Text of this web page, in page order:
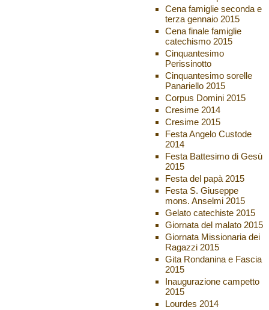
Cena famiglie seconda e
terza gennaio 2015
Cena finale famiglie
catechismo 2015
Cinquantesimo
Perissinotto
Cinquantesimo sorelle
Panariello 2015
Corpus Domini 2015
Cresime 2014
Cresime 2015
Festa Angelo Custode
2014
Festa Battesimo di Gesù
2015
Festa del papà 2015
Festa S. Giuseppe
mons. Anselmi 2015
Gelato catechiste 2015
Giornata del malato 2015
Giornata Missionaria dei
Ragazzi 2015
Gita Rondanina e Fascia
2015
Inaugurazione campetto
2015
Lourdes 2014